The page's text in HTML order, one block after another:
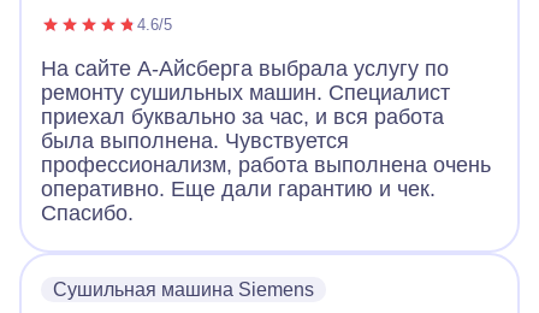
4.6/5
На сайте А-Айсберга выбрала услугу по
ремонту сушильных машин. Специалист
приехал буквально за час, и вся работа
была выполнена. Чувствуется
профессионализм, работа выполнена очень
оперативно. Еще дали гарантию и чек.
Спасибо.
Сушильная машина Siemens